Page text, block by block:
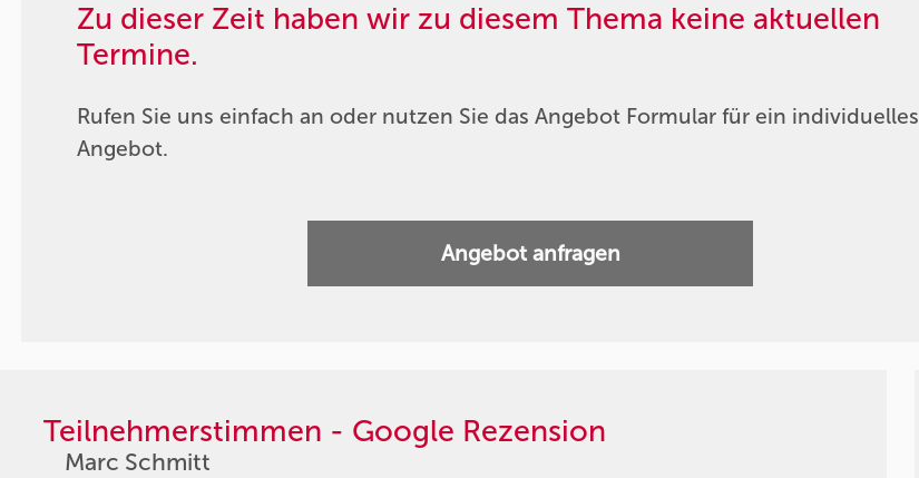
Zu dieser Zeit haben wir zu diesem Thema keine aktuellen
Termine.
Rufen Sie uns einfach an oder nutzen Sie das Angebot Formular für ein individuelles
Angebot.
Angebot anfragen
Teilnehmerstimmen - Google Rezension
Marc Schmitt